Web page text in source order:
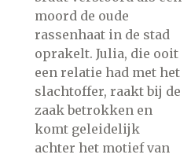
moord de oude
rassenhaat in de stad
oprakelt. Julia, die ooit
een relatie had met het
slachtoffer, raakt bij de
zaak betrokken en
komt geleidelijk
achter het motief van